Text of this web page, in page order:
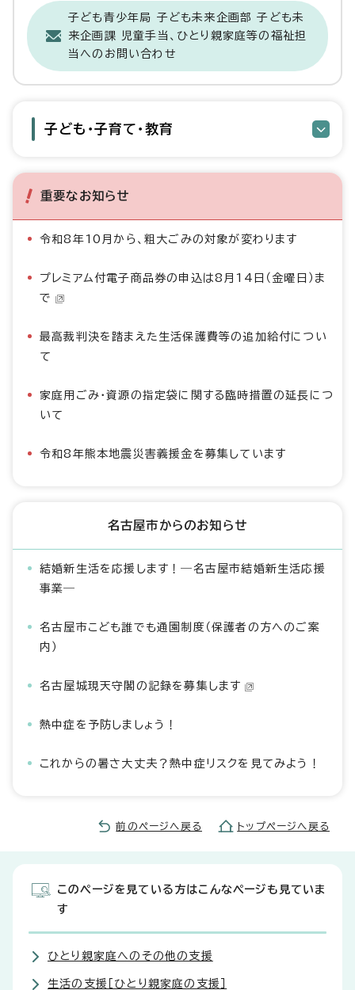
子ども青少年局 子ども未来企画部 子ども未
来企画課 児童手当、ひとり親家庭等の福祉担
当へのお問い合わせ
子ども・子育て・教育
重要なお知らせ
令和8年10月から、粗大ごみの対象が変わります
プレミアム付電子商品券の申込は8月14日（金曜日）ま
で
最高裁判決を踏まえた生活保護費等の追加給付につい
て
家庭用ごみ・資源の指定袋に関する臨時措置の延長につ
いて
令和8年熊本地震災害義援金を募集しています
名古屋市からのお知らせ
結婚新生活を応援します！―名古屋市結婚新生活応援
事業―
名古屋市こども誰でも通園制度（保護者の方へのご案
内）
名古屋城現天守閣の記録を募集します
熱中症を予防しましょう！
これからの暑さ大丈夫？熱中症リスクを見てみよう！
前のページへ戻る トップページへ戻る
このページを見ている方はこんなページも見ていま
す
ひとり親家庭へのその他の支援
生活の支援［ひとり親家庭の支援］